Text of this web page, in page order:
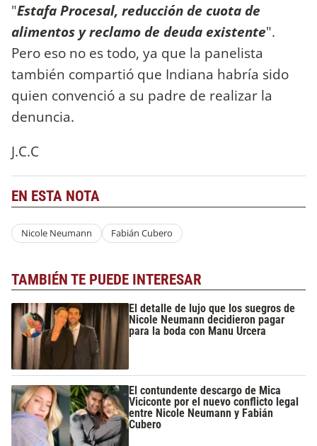
"Estafa Procesal, reducción de cuota de
alimentos y reclamo de deuda existente".
Pero eso no es todo, ya que la panelista
también compartió que Indiana habría sido
quien convenció a su padre de realizar la
denuncia.
J.C.C
EN ESTA NOTA
Nicole Neumann Fabián Cubero
TAMBIÉN TE PUEDE INTERESAR
El detalle de lujo que los suegros de
Nicole Neumann decidieron pagar
para la boda con Manu Urcera
El contundente descargo de Mica
Viciconte por el nuevo conflicto legal
entre Nicole Neumann y Fabián
Cubero